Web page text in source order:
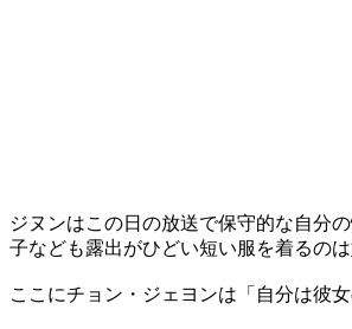
ジヌンはこの日の放送で保守的な自分
子なども露出がひどい短い服を着るの
ここにチョン・ジェヨンは「自分は彼